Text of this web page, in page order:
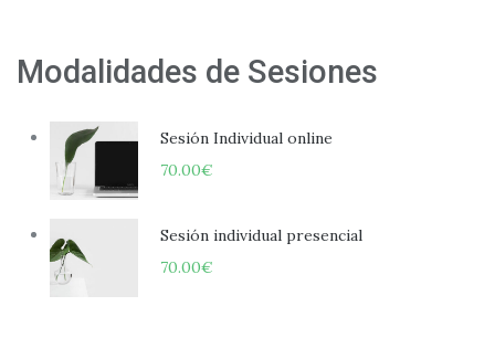
Modalidades de Sesiones
Sesión Individual online
70.00€
Sesión individual presencial
70.00€